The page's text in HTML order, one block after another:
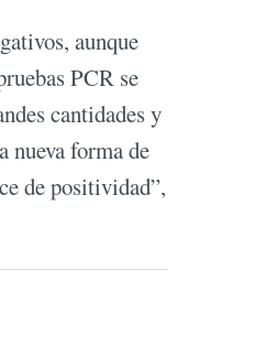
aunque
PCR se
cantidades y
nueva forma de
de positividad”,